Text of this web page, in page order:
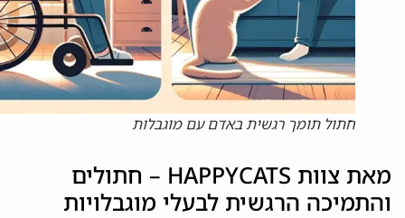
חתול תומך רגשית באדם עם מוגבלות
מאת צוות HAPPYCATS – חתולים
והתמיכה הרגשית לבעלי מוגבלויות